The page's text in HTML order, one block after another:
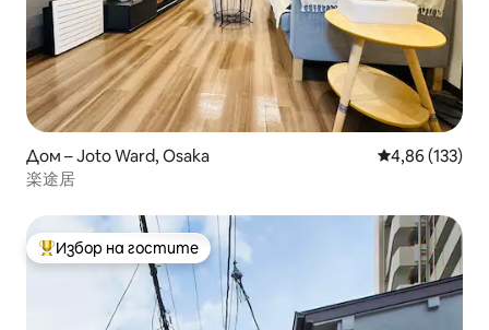
Дом – Joto Ward, Osaka Средна
4,86 (133)
楽途居
Най-популярен избор на гостите
Избор на гостите